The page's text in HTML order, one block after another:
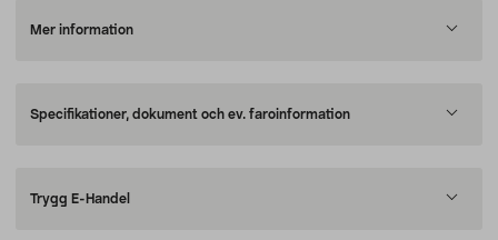
Mer information
Specifikationer, dokument och ev. faroinformation
Trygg E-Handel